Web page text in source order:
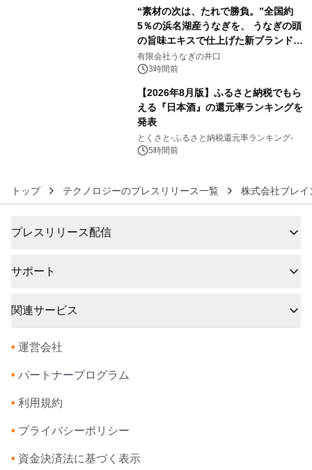
“素材の次は、たれで勝負。”全国約
5％の浜名湖産うなぎを、 うなぎの頭
の旨味エキスで仕上げた新ブランド
「井口の誉」誕生
有限会社うなぎの井口
3時間前
【2026年8月版】ふるさと納税でもら
える『日本酒』の還元率ランキングを
発表
とくさと-ふるさと納税還元率ランキング-
5時間前
トップ テクノロジーのプレスリリース一覧 株式会社ブレイ
プレスリリース配信
サポート
関連サービス
• 運営会社
• パートナープログラム
• 利用規約
• プライバシーポリシー
• 資金決済法に基づく表示